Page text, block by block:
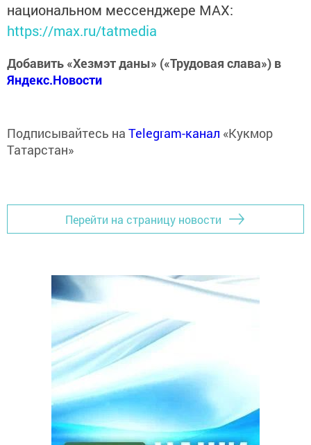
национальном мессенджере MАХ:
https://max.ru/tatmedia
Добавить «Хезмэт даны» («Трудовая слава») в
Яндекс.Новости
Подписывайтесь на Telegram-канал «Кукмор
Татарстан»
Перейти на страницу новости